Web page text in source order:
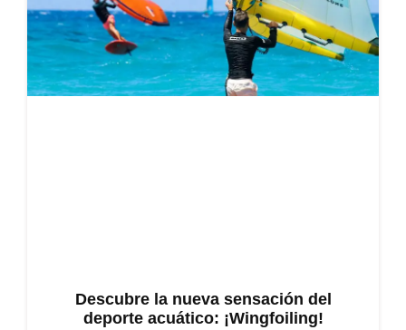
Descubre la nueva sensación del
deporte acuático: ¡Wingfoiling!